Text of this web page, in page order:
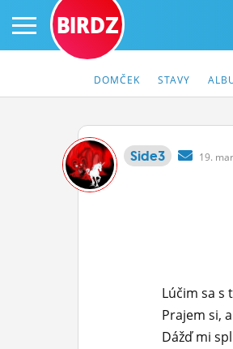
PRIHLÁS SA
BIRDZ
DOMČEK STAVY
Side3 19.
Lúčim sa s
Prajem si,
Dážď mi